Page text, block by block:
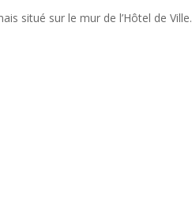
situé sur le mur de l’Hôtel de Ville.